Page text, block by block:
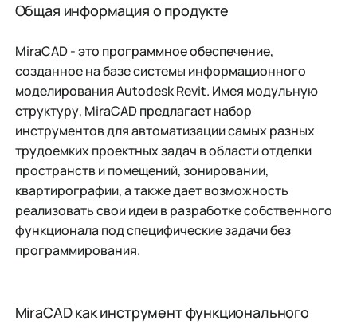
Общая информация о продукте
MiraCAD - это программное обеспечение,
созданное на базе системы информационного
моделирования Autodesk Revit. Имея модульную
структуру, MiraCAD предлагает набор
инструментов для автоматизации самых разных
трудоемких проектных задач в области отделки
пространств и помещений, зонировании,
квартирографии, а также дает возможность
реализовать свои идеи в разработке собственного
функционала под специфические задачи без
программирования.
MiraCAD как инструмент функционального